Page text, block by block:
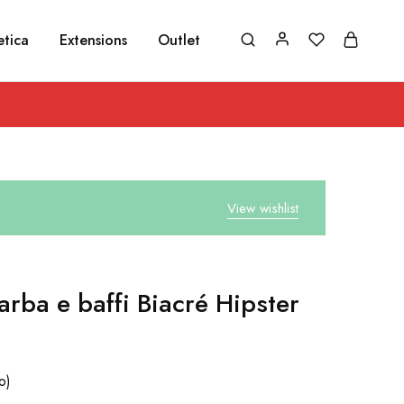
Extensions Outlet
View wishlist
e baffi Biacré Hipster